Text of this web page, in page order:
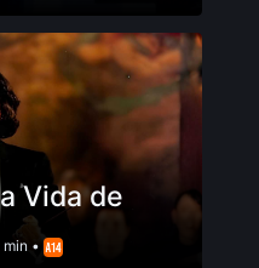
Vida de
•